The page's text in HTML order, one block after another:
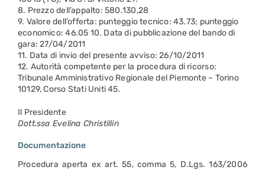
8. Prezzo dell’appalto: 580.130,28
9. Valore dell’offerta: punteggio tecnico: 43.73; punteggio
economico: 46.05 10. Data di pubblicazione del bando di
gara: 27/04/2011
11. Data di invio del presente avviso: 26/10/2011
12. Autorità competente per la procedura di ricorso:
Tribunale Amministrativo Regionale del Piemonte – Torino
10129, Corso Stati Uniti 45.
Il Presidente
Dott.ssa Evelina Christillin
Documentazione
Procedura aperta ex art. 55, comma 5, D.Lgs. 163/2006